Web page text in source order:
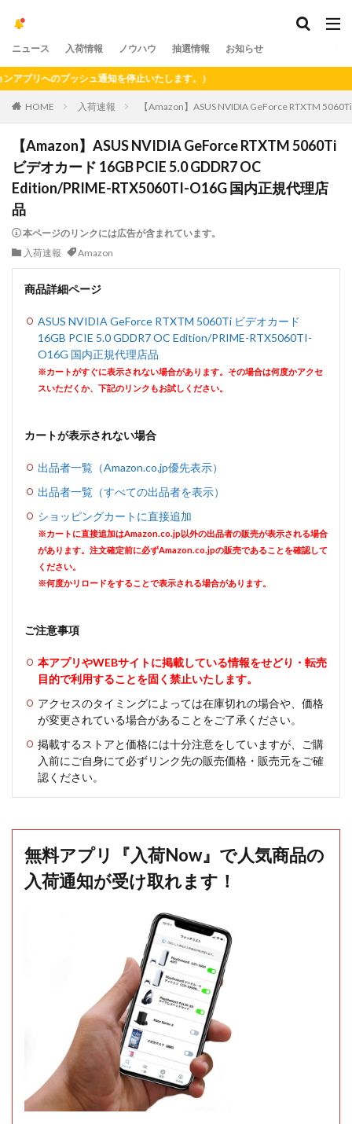
ニュース 入荷情報 ノウハウ 抽選情報 お知らせ
へのプッシュ通知を停止いたします。）
HOME 入荷速報 【Amazon】ASUS NVIDIA GeForce RTXTM
【Amazon】ASUS NVIDIA GeForce RTXTM 5060Ti
ビデオカード 16GB PCIE 5.0 GDDR7 OC
Edition/PRIME-RTX5060TI-O16G 国内正規代理店
品
本ページのリンクには広告が含まれています。
入荷速報
Amazon
商品詳細ページ
ASUS NVIDIA GeForce RTXTM 5060Ti ビデオカード
16GB PCIE 5.0 GDDR7 OC Edition/PRIME-RTX5060TI-
O16G 国内正規代理店品
※カートがすぐに表示されない場合があります。その場合は何度かアクセ
スいただくか、下記のリンクもお試しください。
カートが表示されない場合
出品者一覧（Amazon.co.jp優先表示）
出品者一覧（すべての出品者を表示）
ショッピングカートに直接追加
※カートに直接追加はAmazon.co.jp以外の出品者の販売が表示される場合
があります。注文確定前に必ずAmazon.co.jpの販売であることを確認して
ください。
※何度かリロードをすることで表示される場合があります。
ご注意事項
本アプリやWEBサイトに掲載している情報をせどり・転売
目的で利用することを固く禁止いたします。
アクセスのタイミングによっては在庫切れの場合や、価格
が変更されている場合があることをご了承ください。
掲載するストアと価格には十分注意をしていますが、ご購
入前にご自身にて必ずリンク先の販売価格・販売元をご確
認ください。
無料アプリ『入荷Now』で人気商品の
入荷通知が受け取れます！